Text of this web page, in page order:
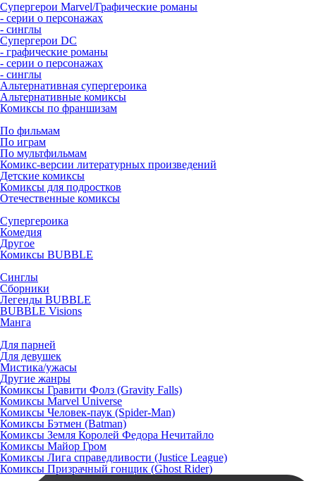
Супергерои Marvel/Графические романы
- серии о персонажах
- синглы
Супергерои DC
- графические романы
- серии о персонажах
- синглы
Альтернативная супергероика
Альтернативные комиксы
Комиксы по франшизам
По фильмам
По играм
По мультфильмам
Комикс-версии литературных произведений
Детские комиксы
Комиксы для подростков
Отечественные комиксы
Супергероика
Комедия
Другое
Комиксы BUBBLE
Синглы
Сборники
Легенды BUBBLE
BUBBLE Visions
Манга
Для парней
Для девушек
Мистика/ужасы
Другие жанры
Комиксы Гравити Фолз (Gravity Falls)
Комиксы Marvel Universe
Комиксы Человек-паук (Spider-Man)
Комиксы Бэтмен (Batman)
Комиксы Земля Королей Федора Нечитайло
Комиксы Майор Гром
Комиксы Лига справедливости (Justice League)
Комиксы Призрачный гонщик (Ghost Rider)